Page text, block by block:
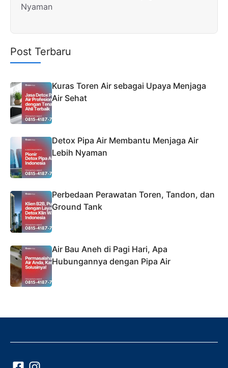
Nyaman
Post Terbaru
Kuras Toren Air sebagai Upaya Menjaga
Air Sehat
Detox Pipa Air Membantu Menjaga Air
Lebih Nyaman
Perbedaan Perawatan Toren, Tandon, dan
Ground Tank
Air Bau Aneh di Pagi Hari, Apa
Hubungannya dengan Pipa Air